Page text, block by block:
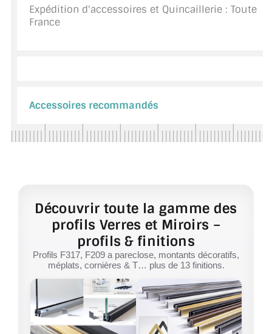
MON PANIER
NOUS CONTACTER
Expédition d'accessoires et Quincaillerie : Toute
France
Accessoires recommandés
Découvrir toute la gamme des
profils Verres et Miroirs –
profils & finitions
Profils F317, F209 a pareclose, montants décoratifs,
méplats, cornières & T… plus de 13 finitions.